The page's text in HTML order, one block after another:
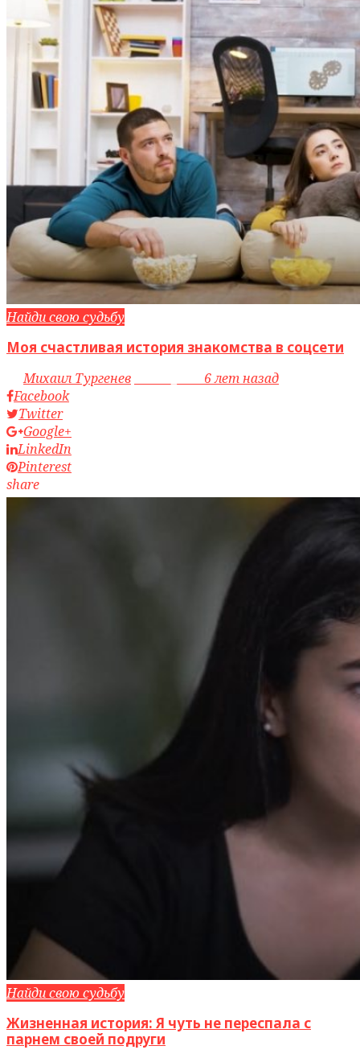
Найди свою судьбу
Моя счастливая история знакомства в соцсети
byМихаил Тургенев
6 лет назад
Facebook
Twitter
Google+
LinkedIn
Pinterest
share
Найди свою судьбу
Жизненная история: Я чуть не переспала с
парнем своей подруги